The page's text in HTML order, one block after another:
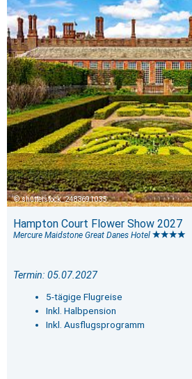
shutterstock_2483691035
Hampton Court Flower Show 2027
Mercure Maidstone Great Danes Hotel
Termin: 05.07.2027
5-tägige Flugreise
Inkl. Halbpension
Inkl. Ausflugsprogramm